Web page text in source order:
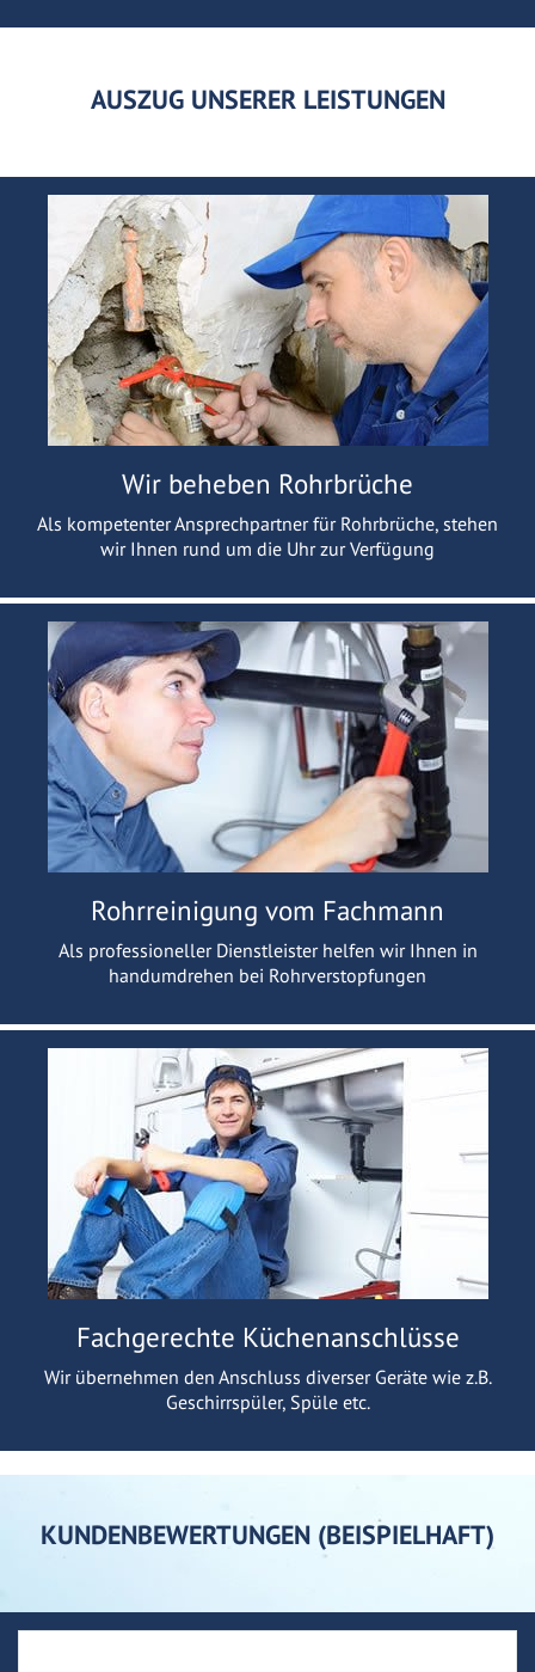
AUSZUG UNSERER LEISTUNGEN
Wir beheben Rohrbrüche
Als kompetenter Ansprechpartner für Rohrbrüche, stehen
wir Ihnen rund um die Uhr zur Verfügung
Rohrreinigung vom Fachmann
Als professioneller Dienstleister helfen wir Ihnen in
handumdrehen bei Rohrverstopfungen
Fachgerechte Küchenanschlüsse
Wir übernehmen den Anschluss diverser Geräte wie z.B.
Geschirrspüler, Spüle etc.
KUNDENBEWERTUNGEN (BEISPIELHAFT)